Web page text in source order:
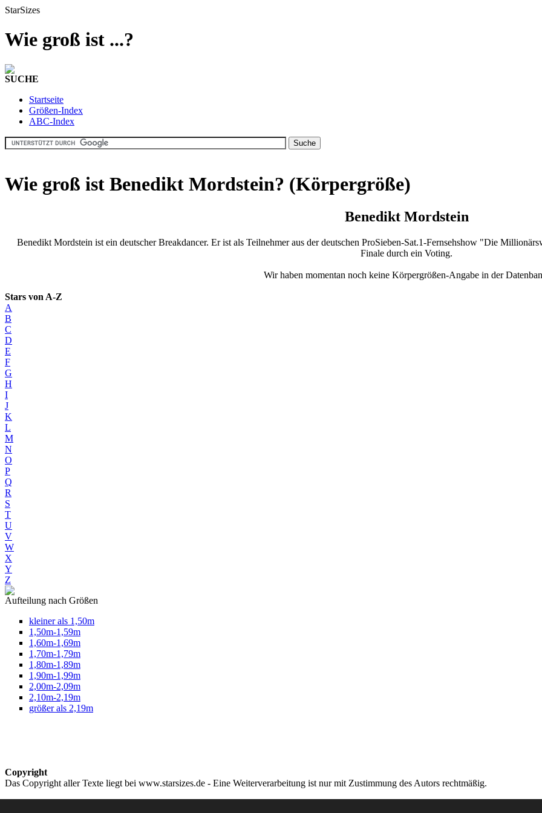
StarSizes
Wie groß ist ...?
SUCHE
Startseite
Größen-Index
ABC-Index
Wie groß ist Benedikt Mordstein? (Körpergröße)
Benedikt Mordstein
Benedikt Mordstein ist ein deutscher Breakdancer. Er ist als Teilnehmer aus der deutschen ProSieben-Sat.1-Fernsehshow "Die
Finale durch ein Voting.
Wir haben momentan noch keine Körpergrößen-Angabe in der
Stars von A-Z
A
B
C
D
E
F
G
H
I
J
K
L
M
N
O
P
Q
R
S
T
U
V
W
X
Y
Z
Aufteilung nach Größen
kleiner als 1,50m
1,50m-1,59m
1,60m-1,69m
1,70m-1,79m
1,80m-1,89m
1,90m-1,99m
2,00m-2,09m
2,10m-2,19m
größer als 2,19m
Copyright
Das Copyright aller Texte liegt bei www.starsizes.de - Eine Weiterverarbeitung ist nur mit Zustimmung des Autors rechtmäßig.